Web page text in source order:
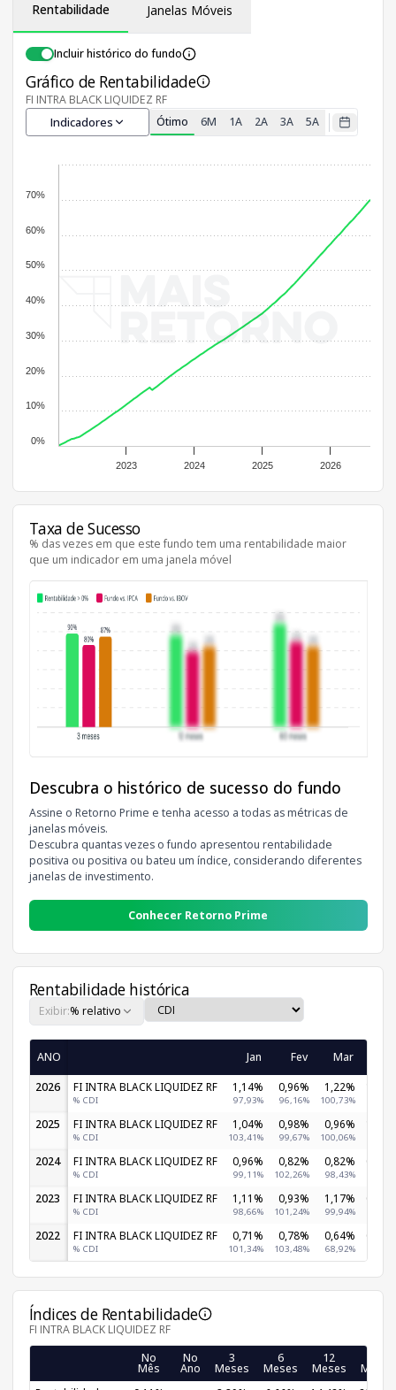
Rentabilidade Janelas Móveis
Incluir histórico do fundo
Gráfico de Rentabilidade
FI INTRA BLACK LIQUIDEZ RF
Indicadores Ótimo 6M 1A 2A 3A 5A
2023 2024 2025 2026
0%
10%
20%
30%
40%
50%
60%
70%
Taxa de Sucesso
% das vezes em que este fundo tem uma rentabilidade maior
que um indicador em uma janela móvel
Descubra o histórico de sucesso do fundo
Assine o Retorno Prime e tenha acesso a todas as métricas de
janelas móveis.
Descubra quantas vezes o fundo apresentou rentabilidade
positiva ou positiva ou bateu um índice, considerando diferentes
janelas de investimento.
Conhecer Retorno Prime
Rentabilidade histórica
Exibir:% relativo
ANO Jan Fev Mar
2026
FI INTRA BLACK LIQUIDEZ RF
% CDI
1,14%
97,93%
0,96%
96,16%
1,22%
100,73%
2025 FI INTRA BLACK LIQUIDEZ RF
% CDI
1,04%
103,41%
0,98%
99,67%
0,96%
100,06%
2024 FI INTRA BLACK LIQUIDEZ RF
% CDI
0,96%
99,11%
0,82%
102,26%
0,82%
98,43%
0,87%
2023 FI INTRA BLACK LIQUIDEZ RF
% CDI
1,11%
98,66%
0,93%
101,24%
1,17%
99,94%
0,89%
2022 FI INTRA BLACK LIQUIDEZ RF
% CDI
0,71%
101,34%
0,78%
103,48%
0,64%
68,92%
0,49%
Índices de Rentabilidade
FI INTRA BLACK LIQUIDEZ RF
No
Mês
No
Ano
3
Meses
6
Meses
12
Meses Meses